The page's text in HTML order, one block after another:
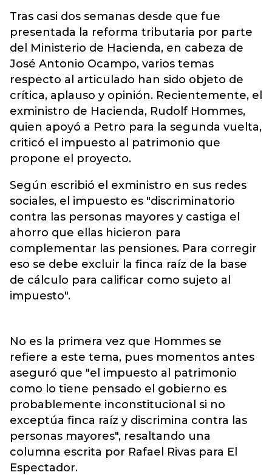
Tras casi dos semanas desde que fue
presentada la reforma tributaria por parte
del Ministerio de Hacienda, en cabeza de
José Antonio Ocampo, varios temas
respecto al articulado han sido objeto de
crítica, aplauso y opinión. Recientemente, el
exministro de Hacienda, Rudolf Hommes,
quien apoyó a Petro para la segunda vuelta,
criticó el impuesto al patrimonio que
propone el proyecto.
Según escribió el exministro en sus redes
sociales, el impuesto es "discriminatorio
contra las personas mayores y castiga el
ahorro que ellas hicieron para
complementar las pensiones. Para corregir
eso se debe excluir la finca raíz de la base
de cálculo para calificar como sujeto al
impuesto".
No es la primera vez que Hommes se
refiere a este tema, pues momentos antes
aseguró que "el impuesto al patrimonio
como lo tiene pensado el gobierno es
probablemente inconstitucional si no
exceptúa finca raíz y discrimina contra las
personas mayores", resaltando una
columna escrita por Rafael Rivas para El
Espectador.